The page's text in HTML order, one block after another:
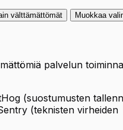
välttämättömät Muokkaa
palvelun
(suostumusten
(teknisten virheiden